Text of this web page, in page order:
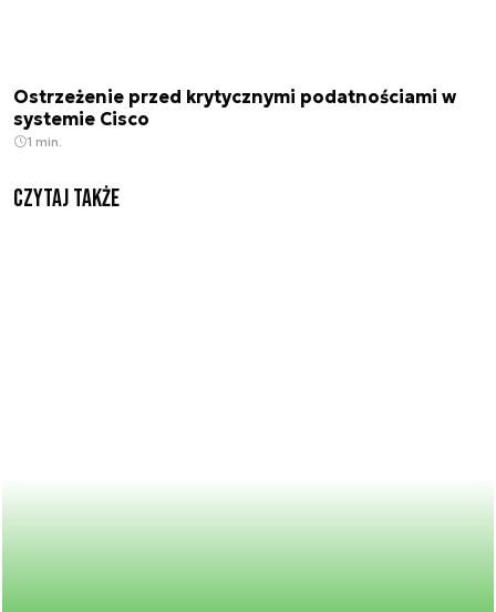
Ostrzeżenie przed krytycznymi podatnościami w
systemie Cisco
1 min.
Czytaj także